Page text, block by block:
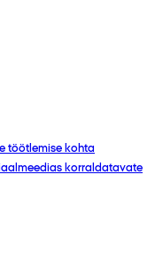
töötlemise kohta
korraldatavate